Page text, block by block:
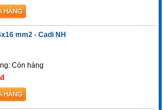
mm2 - Cadi NH
Còn hàng